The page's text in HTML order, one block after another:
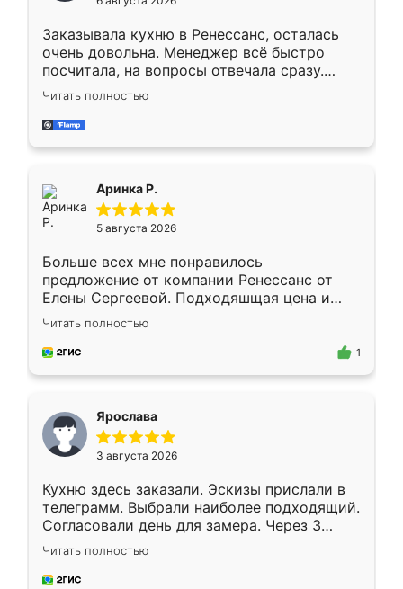
мебели буду заказывать только здесь.
Заказывала кухню в Ренессанс, осталась
очень довольна. Менеджер всё быстро
посчитала, на вопросы отвечала сразу.
Замерщик приехал в субботу, подошёл к
делу со всей ответственностью. Собрали
за день, ребята работали аккуратно, даже
Читать полностью
Аринка Р.
5 августа 2026
Больше всех мне понравилось
предложение от компании Ренессанс от
Елены Сергеевой. Подходяшщая цена и
короткие сроки изготовления. Приехавший
для замера сотрудник Владислав
предложил по моему эскизу самый
Читать полностью
1
Ярослава
3 августа 2026
Кухню здесь заказали. Эскизы прислали в
телеграмм. Выбрали наиболее подходящий.
Согласовали день для замера. Через 3
недели кухня была уже готова. Остались
довольны работой. Спасибо Ренессанс
мебель за качественную работу!
Читать полностью